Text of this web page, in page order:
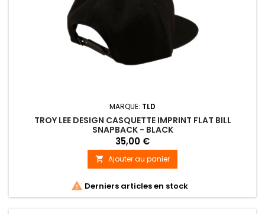
MARQUE: TLD
TROY LEE DESIGN CASQUETTE IMPRINT FLAT BILL
SNAPBACK - BLACK
35,00 €
 Ajouter au panier
 Derniers articles en stock